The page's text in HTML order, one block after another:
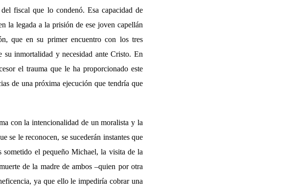
fiscal que lo condenó. Esa capacidad de
la legada a la prisión de ese joven capellán
que en su primer encuentro con los tres
su inmortalidad y necesidad ante Cristo. En
el trauma que le ha proporcionado este
de una próxima ejecución que tendría que
con la intencionalidad de un moralista y la
se le reconocen, se sucederán instantes que
sometido el pequeño Michael, la visita de la
de la madre de ambos –quien por otra
ya que ello le impediría cobrar una